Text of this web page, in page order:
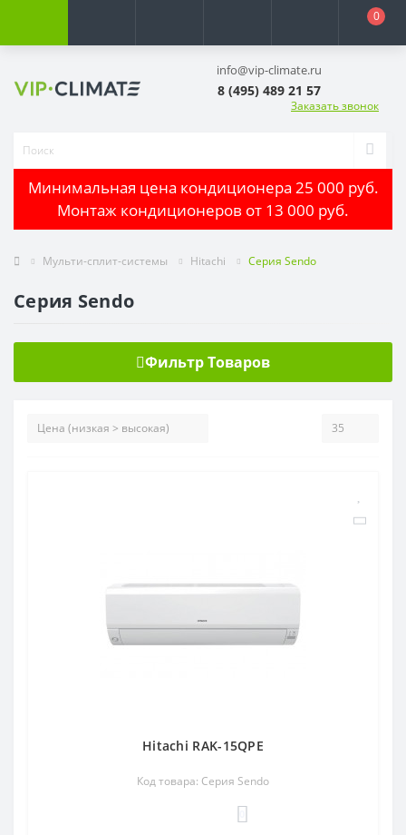
0
info@vip-climate.ru
8 (495) 489 21 57
Заказать звонок
Минимальная цена кондиционера 25 000 руб.
Монтаж кондиционеров от 13 000 руб.
Мульти-сплит-системы Hitachi Серия Sendo
Серия Sendo
Фильтр Товаров
Hitachi RAK-15QPE
Код товара: Серия Sendo